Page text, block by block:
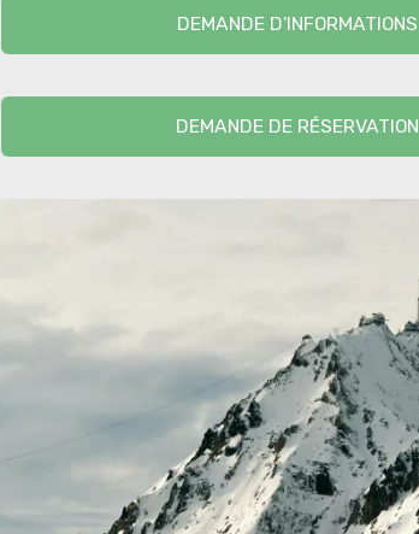
DEMANDE D'INFORMATIONS
DEMANDE DE RÉSERVATION